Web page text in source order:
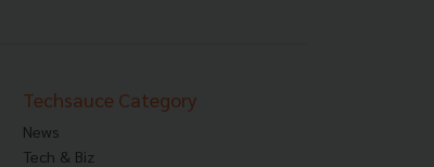
Techsauce Category
News
Tech & Biz